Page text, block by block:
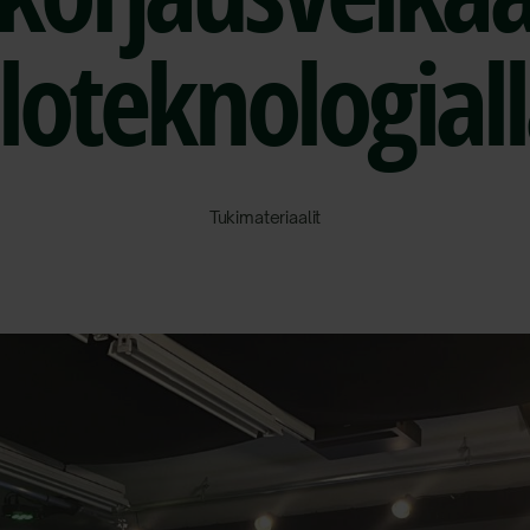
Tukimateriaalit